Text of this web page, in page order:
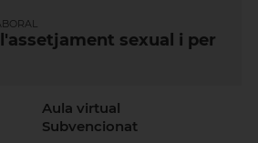
sexual i per
Aula virtual
Subvencionat